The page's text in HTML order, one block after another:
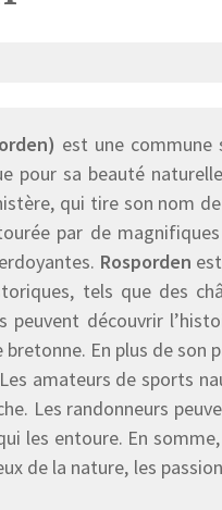
est une commune
pour sa beauté
qui tire son nom
par de
Rosporden
tels que des
peuvent découvrir
En plus de
amateurs de sports
Les randonneurs
les entoure. En somme,
de la nature, les